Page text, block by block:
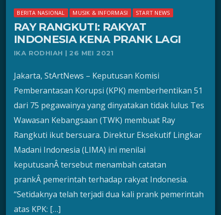
BERITA NASIONAL MUSIK & INFORMASI START NEWS
RAY RANGKUTI: RAKYAT
INDONESIA KENA PRANK LAGI
IKA RODHIAH | 26 MEI 2021
Jakarta, StArtNews – Keputusan Komisi
Pemberantasan Korupsi (KPK) memberhentikan 51
dari 75 pegawainya yang dinyatakan tidak lulus Tes
Wawasan Kebangsaan (TWK) membuat Ray
Rangkuti ikut bersuara. Direktur Eksekutif Lingkar
Madani Indonesia (LIMA) ini menilai
keputusanÂ tersebut menambah catatan
prankÂ pemerintah terhadap rakyat Indonesia.
“Setidaknya telah terjadi dua kali prank pemerintah
atas KPK: […]